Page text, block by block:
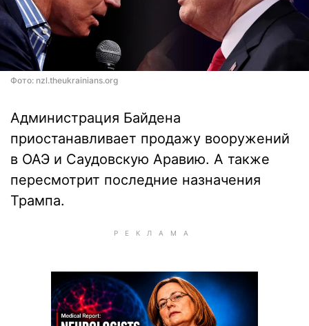
Фото: nzl.theukrainians.org
Администрация Байдена
приостанавливает продажу вооружений
в ОАЭ и Саудовскую Аравию. А также
пересмотрит последние назначения
Трампа.